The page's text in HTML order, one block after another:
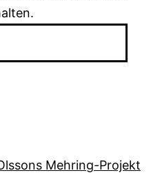
Mehring-Projekt